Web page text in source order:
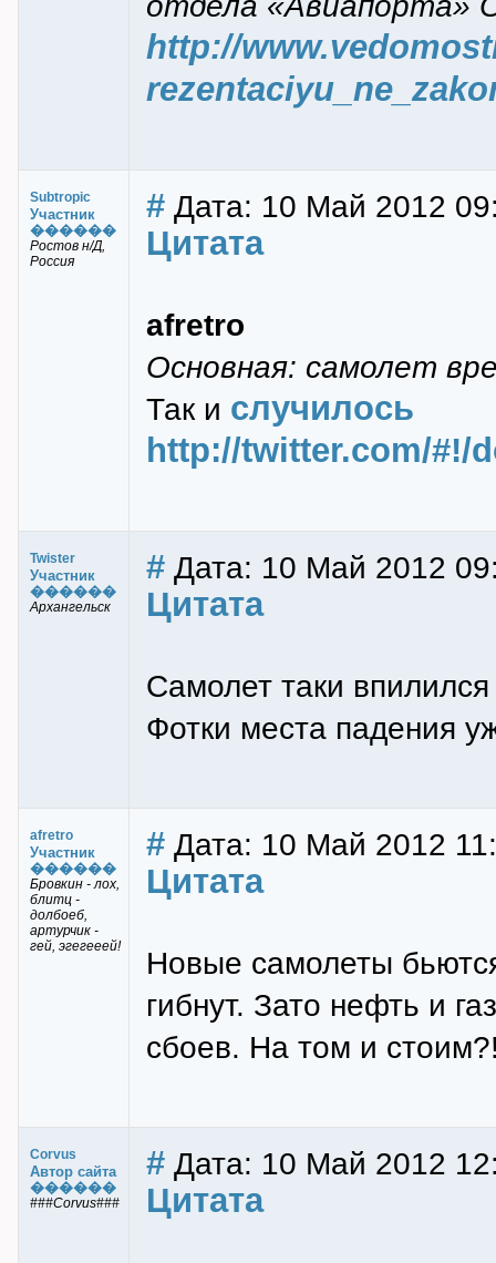
http://
Subtropic
Участник
������
Ростов н/Д,
Россия
# Дата: 10 Май 2012
Цитата
afretro
Основная: самолет
Так и случилось
http://twitter.com/#!/
Twister
Участник
������
Архангельск
# Дата: 10 Май 2012
Цитата
Самолет таки впилился
Фотки места падения
afretro
Участник
������
Бровкин - лох,
блитц -
долбоеб,
артурчик -
гей, эгегееей!
# Дата: 10 Май 2012
Цитата
Новые самолеты
гибнут. Зато нефть и
сбоев. На том и
Corvus
Автор сайта
������
###Corvus###
# Дата: 10 Май 2012
Цитата